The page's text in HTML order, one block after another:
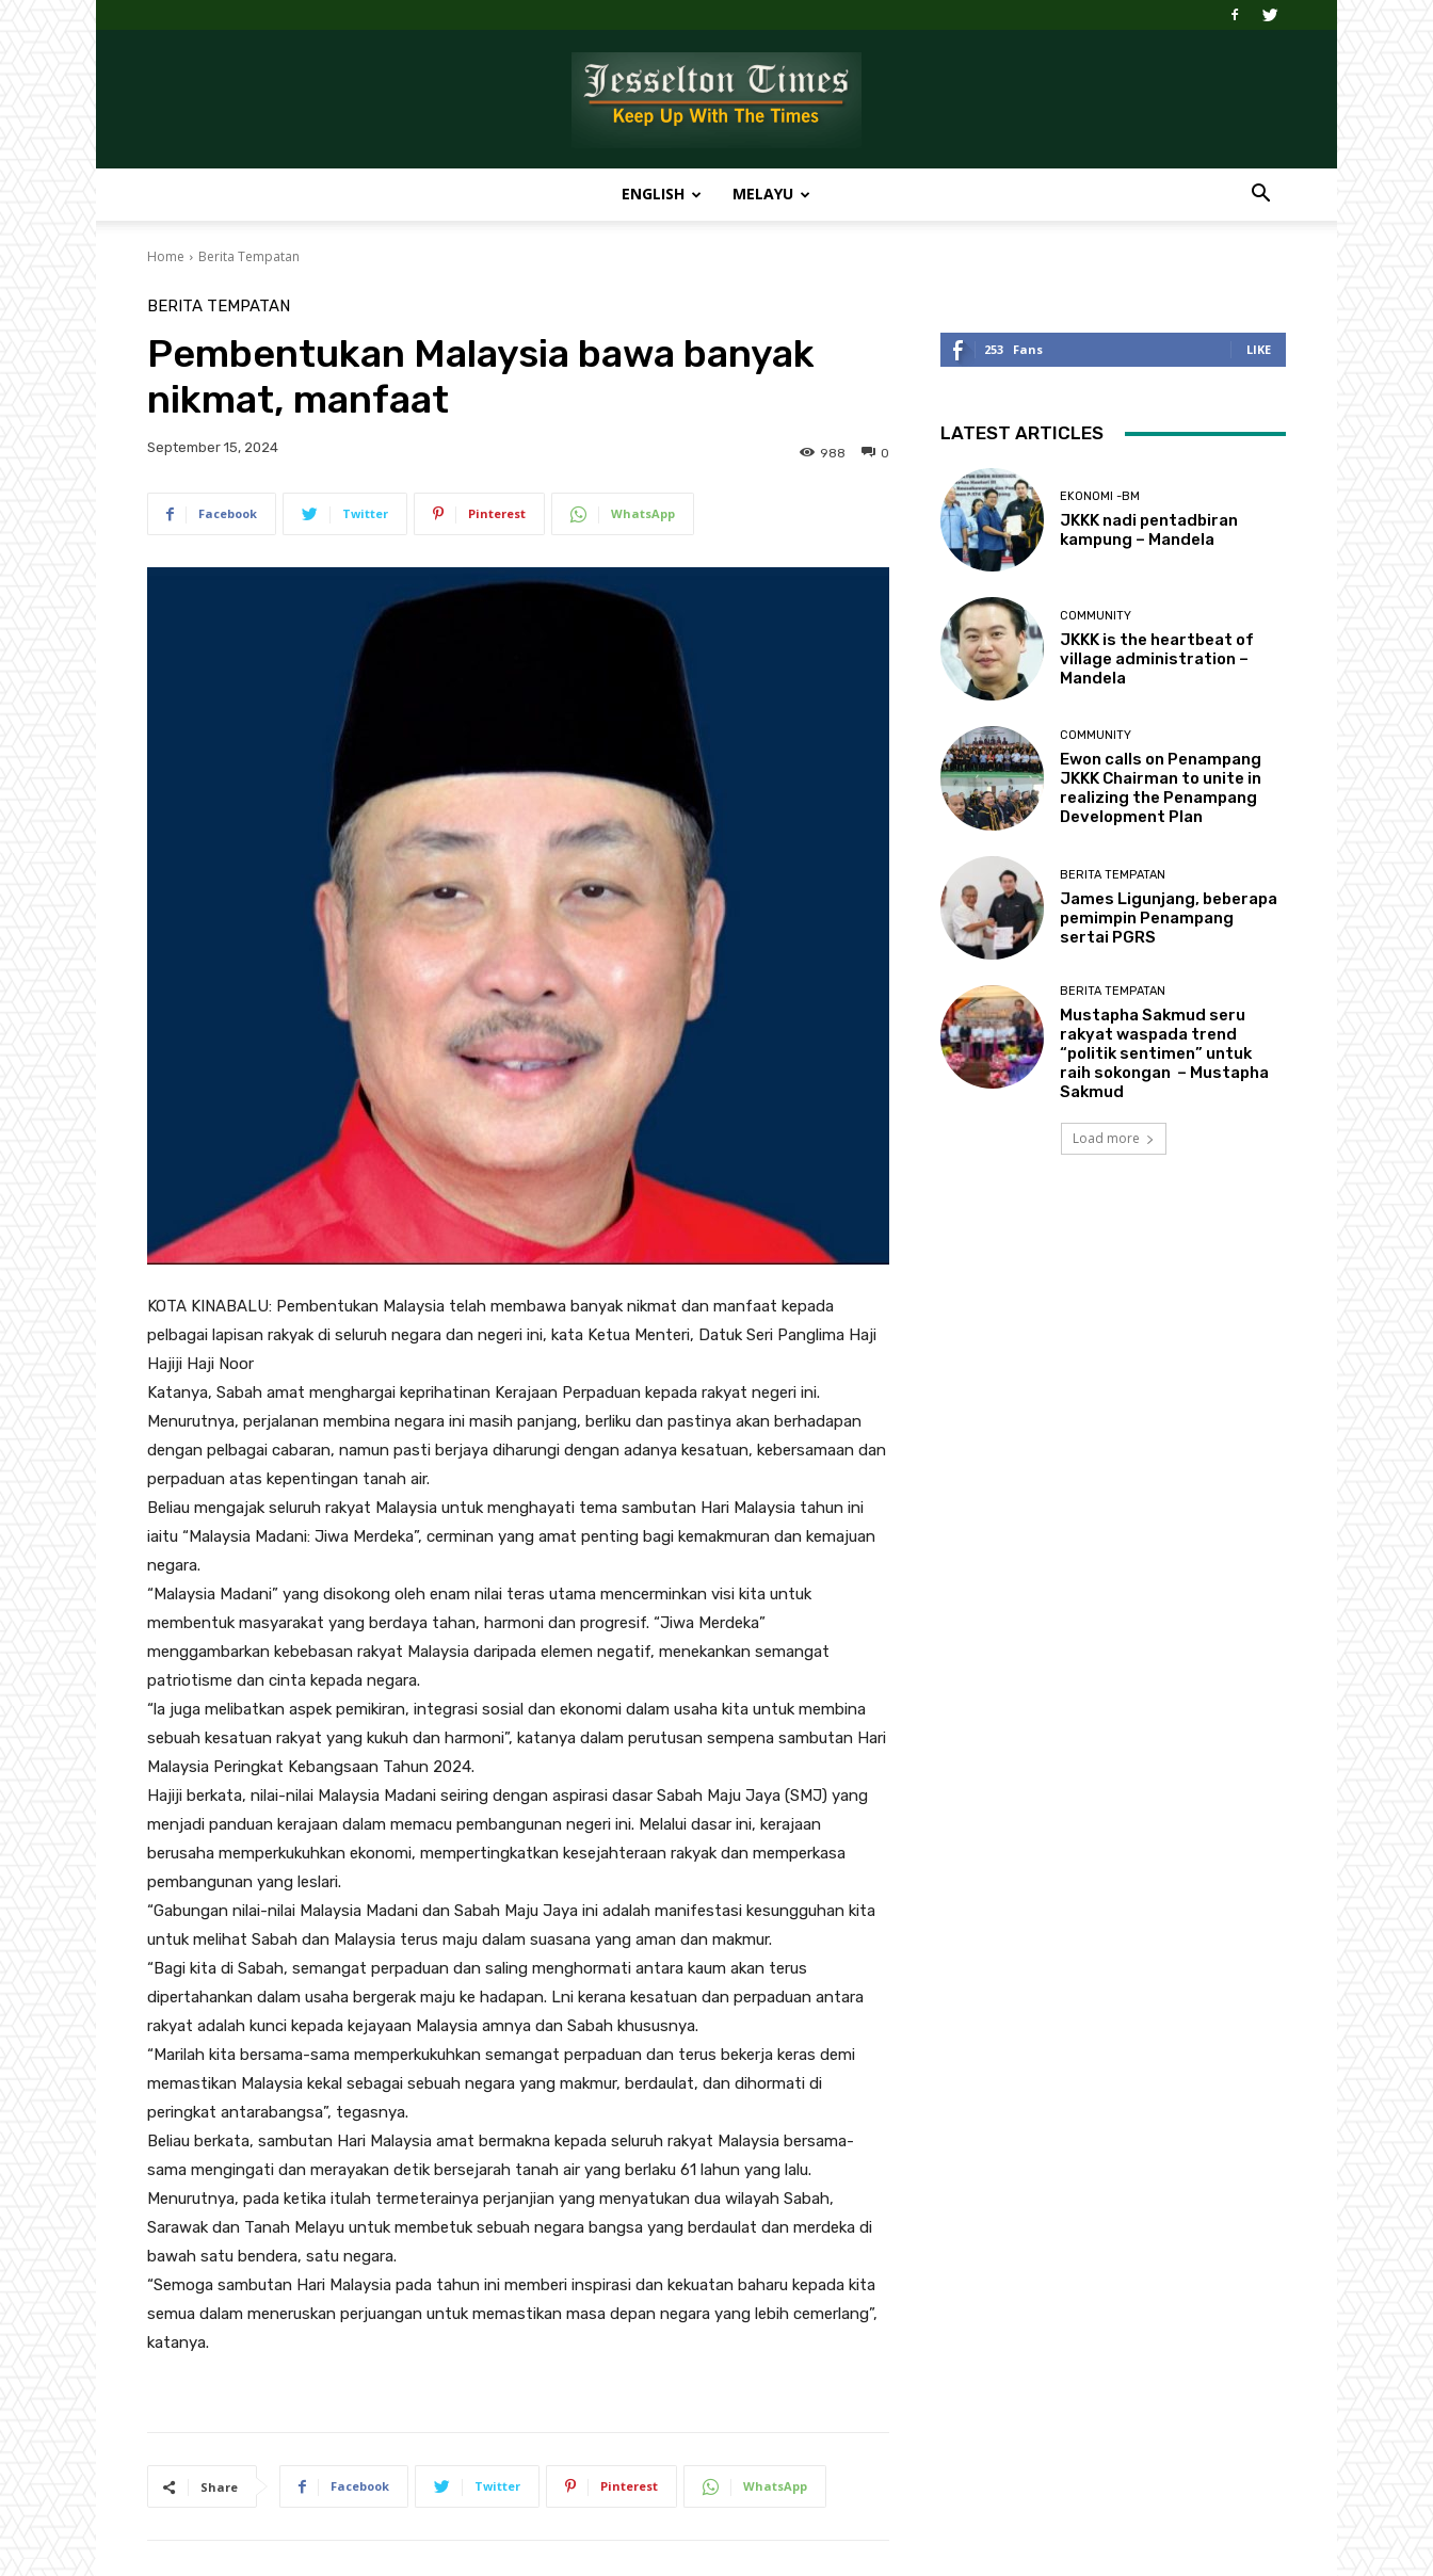
Times
ENGLISH MELAYU
Home Berita Tempatan
BERITA TEMPATAN
Pembentukan Malaysia bawa banyak
nikmat, manfaat
September 15, 2024 0
988
Facebook Twitter Pinterest WhatsApp
KOTA KINABALU: Pembentukan Malaysia telah membawa banyak nikmat dan manfaat kepada
pelbagai lapisan rakyak di seluruh negara dan negeri ini, kata Ketua Menteri, Datuk Seri Panglima Haji
Hajiji Haji Noor
Katanya, Sabah amat menghargai keprihatinan Kerajaan Perpaduan kepada rakyat negeri ini.
Menurutnya, perjalanan membina negara ini masih panjang, berliku dan pastinya akan berhadapan
dengan pelbagai cabaran, namun pasti berjaya diharungi dengan adanya kesatuan, kebersamaan dan
perpaduan atas kepentingan tanah air.
Beliau mengajak seluruh rakyat Malaysia untuk menghayati tema sambutan Hari Malaysia tahun ini
iaitu “Malaysia Madani: Jiwa Merdeka”, cerminan yang amat penting bagi kemakmuran dan kemajuan
negara.
“Malaysia Madani” yang disokong oleh enam nilai teras utama mencerminkan visi kita untuk
membentuk masyarakat yang berdaya tahan, harmoni dan progresif. “Jiwa Merdeka”
menggambarkan kebebasan rakyat Malaysia daripada elemen negatif, menekankan semangat
patriotisme dan cinta kepada negara.
“la juga melibatkan aspek pemikiran, integrasi sosial dan ekonomi dalam usaha kita untuk membina
sebuah kesatuan rakyat yang kukuh dan harmoni”, katanya dalam perutusan sempena sambutan Hari
Malaysia Peringkat Kebangsaan Tahun 2024.
Hajiji berkata, nilai-nilai Malaysia Madani seiring dengan aspirasi dasar Sabah Maju Jaya (SMJ) yang
menjadi panduan kerajaan dalam memacu pembangunan negeri ini. Melalui dasar ini, kerajaan
berusaha memperkukuhkan ekonomi, mempertingkatkan kesejahteraan rakyak dan memperkasa
pembangunan yang leslari.
“Gabungan nilai-nilai Malaysia Madani dan Sabah Maju Jaya ini adalah manifestasi kesungguhan kita
untuk melihat Sabah dan Malaysia terus maju dalam suasana yang aman dan makmur.
“Bagi kita di Sabah, semangat perpaduan dan saling menghormati antara kaum akan terus
dipertahankan dalam usaha bergerak maju ke hadapan. Lni kerana kesatuan dan perpaduan antara
rakyat adalah kunci kepada kejayaan Malaysia amnya dan Sabah khususnya.
“Marilah kita bersama-sama memperkukuhkan semangat perpaduan dan terus bekerja keras demi
memastikan Malaysia kekal sebagai sebuah negara yang makmur, berdaulat, dan dihormati di
peringkat antarabangsa”, tegasnya.
Beliau berkata, sambutan Hari Malaysia amat bermakna kepada seluruh rakyat Malaysia bersama-
sama mengingati dan merayakan detik bersejarah tanah air yang berlaku 61 lahun yang lalu.
Menurutnya, pada ketika itulah termeterainya perjanjian yang menyatukan dua wilayah Sabah,
Sarawak dan Tanah Melayu untuk membetuk sebuah negara bangsa yang berdaulat dan merdeka di
bawah satu bendera, satu negara.
“Semoga sambutan Hari Malaysia pada tahun ini memberi inspirasi dan kekuatan baharu kepada kita
semua dalam meneruskan perjuangan untuk memastikan masa depan negara yang lebih cemerlang”,
katanya.
Share Facebook Twitter Pinterest WhatsApp
253 Fans LIKE
LATEST ARTICLES
EKONOMI -BM
JKKK nadi pentadbiran
kampung – Mandela
COMMUNITY
JKKK is the heartbeat of
village administration –
Mandela
COMMUNITY
Ewon calls on Penampang
JKKK Chairman to unite in
realizing the Penampang
Development Plan
BERITA TEMPATAN
James Ligunjang, beberapa
pemimpin Penampang
sertai PGRS
BERITA TEMPATAN
Mustapha Sakmud seru
rakyat waspada trend
“politik sentimen” untuk
raih sokongan – Mustapha
Sakmud
Load more